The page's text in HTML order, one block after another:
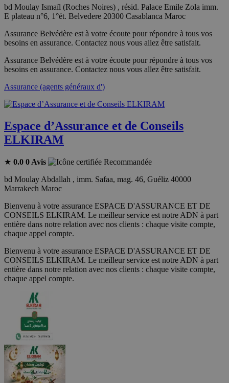
bd Moulay Ismaïl (Roches Noires) , résid. Palace Emile Zola imm.
E plateau n°6, 1°ét. Belvedere 20300 Casablanca Maroc
Assurance Belvédère est à votre écoute pour répondre à tous vos
besoins en assurance. Contactez nous vous allez être satisfait.
Assurance Belvédère est à votre écoute pour répondre à tous vos
besoins en assurance. Contactez nous vous allez être satisfait.
Assurance (agents généraux d')
Espace d’Assurance et de Conseils
ELKIRAM
★ 0.0 0 Avis
Recommandée
bd Moulay Abdallah , imm. Safaa, mag. 46, Guéliz 40000
Marrakech Maroc
Bienvenu à votre assurance ESPACE D'ASSURANCE ET DE
CONSEILS ELKIRAM. Le meilleur service est notre ADN à part
entière dans notre relation avec nos clients : chaque visite compte,
chaque appel compte.
Bienvenu à votre assurance ESPACE D'ASSURANCE ET DE
CONSEILS ELKIRAM. Le meilleur service est notre ADN à part
entière dans notre relation avec nos clients : chaque visite compte,
chaque appel compte.